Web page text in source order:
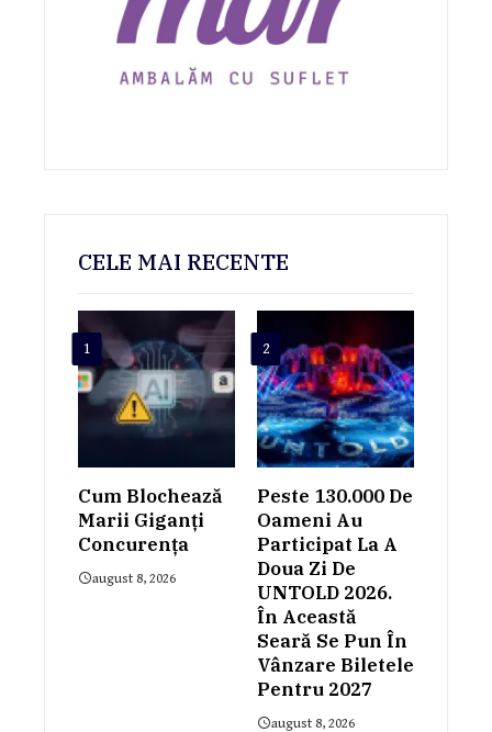
CELE MAI RECENTE
1
Cum Blochează
Marii Giganți
Concurența
august 8, 2026
2
Peste 130.000 De
Oameni Au
Participat La A
Doua Zi De
UNTOLD 2026.
În Această
Seară Se Pun În
Vânzare Biletele
Pentru 2027
august 8, 2026